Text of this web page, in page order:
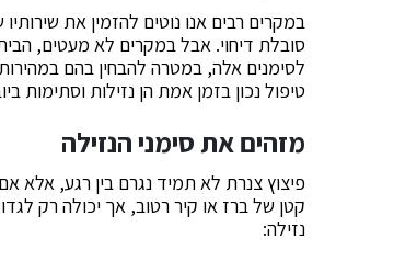
במקרים רבים אנו נוטים להזמין את
סובלת דיחוי. אבל במקרים לא מעטים,
לסימנים אלה, במטרה להבחין בהם
טיפול נכון בזמן אמת הן נזילות וסתימות
מזהים את סימני הנזילה
פיצוץ צנרת לא תמיד נגרם בין רגע, אלא
קטן של ברז או קיר רטוב, אך יכולה רק
נזילה: